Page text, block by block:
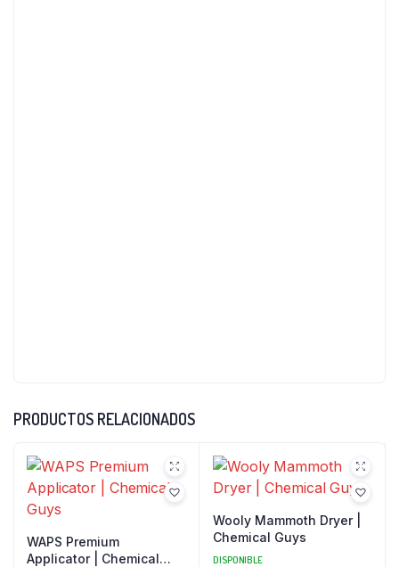
PRODUCTOS RELACIONADOS
WAPS Premium
Applicator | Chemical
Wooly Mammoth Dryer |
Chemical Guys
DISPONIBLE